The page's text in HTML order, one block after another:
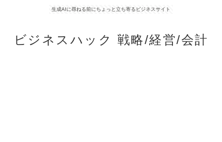
生成AIに尋ねる前にちょっと立ち寄るビジネスサイト
ビジネスハック 戦略/経営/会計